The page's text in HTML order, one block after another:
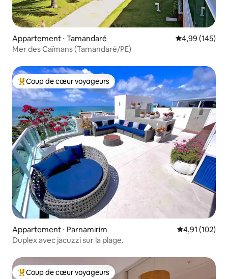
Appartement ⋅ Tamandaré Évaluation
4,99 (145)
Mer des Caïmans (Tamandaré/PE)
Coups de cœur voyageurs les plus appréciés
Coup de cœur voyageurs
Appartement ⋅ Parnamirim Évaluation
4,91 (102)
Duplex avec jacuzzi sur la plage.
Coups de cœur voyageurs les plus appréciés
Coup de cœur voyageurs